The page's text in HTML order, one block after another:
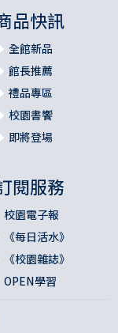
品快訊
全館新品
館長推薦
禮品專區
校園書饗
即將登場
閱服務
校園電子報
《每日活水》
《校園雜誌》
OPEN學習